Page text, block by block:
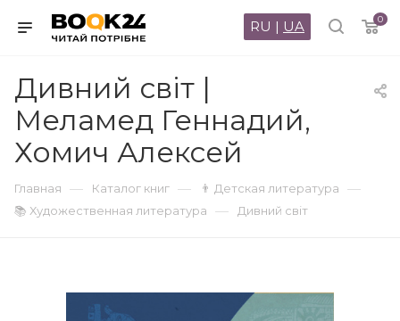
0
RU | UA
Дивний світ |
Меламед Геннадий,
Хомич Алексей
Главная — Каталог книг — 👨 Детская литература —
📚 Художественная литература — Дивний світ